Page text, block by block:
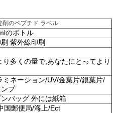
剤のペプチド ラベル
のボトル
紫外線印刷
り多くの量で,あなたにとってより
ミネーション/UV/金葉片/銀葉片/
プ
バッグ 外には紙箱
国郵便局/海上/Ect